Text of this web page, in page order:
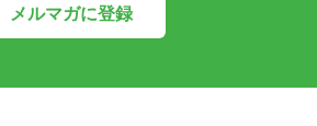
メルマガに登録